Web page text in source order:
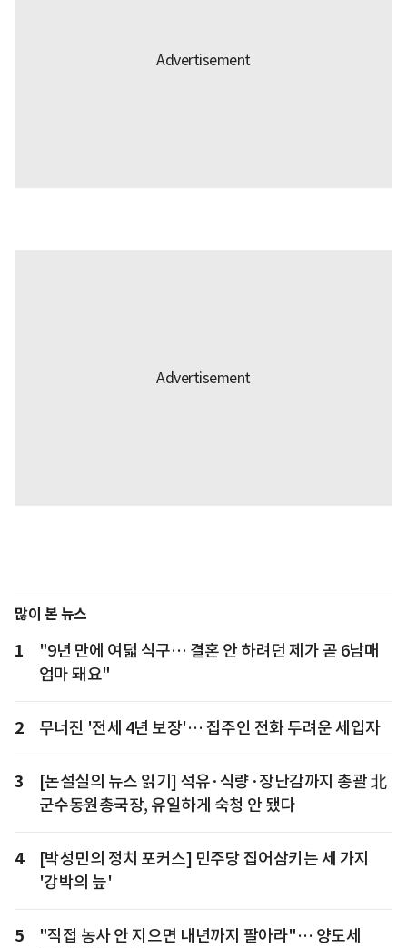
많이 본 뉴스
1
"9년 만에 여덟 식구… 결혼 안 하려던 제가 곧 6남매
엄마 돼요"
2 무너진 '전세 4년 보장'… 집주인 전화 두려운 세입자
3
[논설실의 뉴스 읽기] 석유·식량·장난감까지 총괄 北
군수동원총국장, 유일하게 숙청 안 됐다
4
[박성민의 정치 포커스] 민주당 집어삼키는 세 가지
'강박의 늪'
5
"직접 농사 안 지으면 내년까지 팔아라"… 양도세